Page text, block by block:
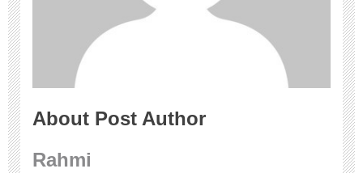
About Post Author
Rahmi